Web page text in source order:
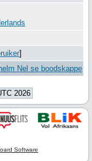
]
Nel se boodskappe
2026
Software